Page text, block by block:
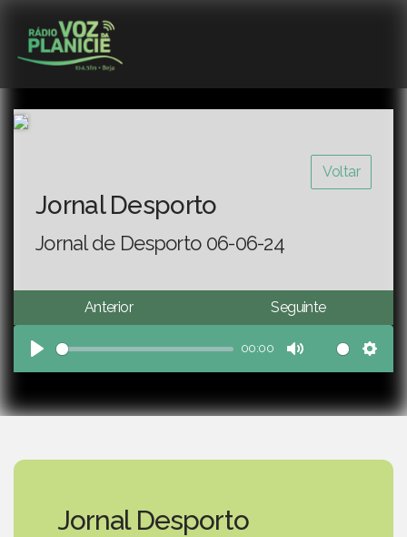
Voltar
Jornal Desporto
Jornal de Desporto 06-06-24
Anterior Seguinte
Play
00:00
Mute
Jornal Desporto